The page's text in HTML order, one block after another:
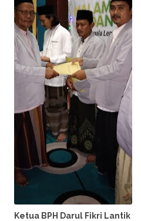
Ketua BPH Darul Fikri Lantik